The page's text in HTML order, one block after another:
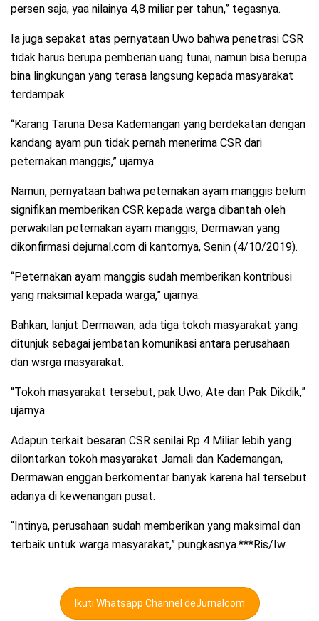
persen saja, yaa nilainya 4,8 miliar per tahun,” tegasnya.
Ia juga sepakat atas pernyataan Uwo bahwa penetrasi CSR
tidak harus berupa pemberian uang tunai, namun bisa berupa
bina lingkungan yang terasa langsung kepada masyarakat
terdampak.
“Karang Taruna Desa Kademangan yang berdekatan dengan
kandang ayam pun tidak pernah menerima CSR dari
peternakan manggis,” ujarnya.
Namun, pernyataan bahwa peternakan ayam manggis belum
signifikan memberikan CSR kepada warga dibantah oleh
perwakilan peternakan ayam manggis, Dermawan yang
dikonfirmasi dejurnal.com di kantornya, Senin (4/10/2019).
“Peternakan ayam manggis sudah memberikan kontribusi
yang maksimal kepada warga,” ujarnya.
Bahkan, lanjut Dermawan, ada tiga tokoh masyarakat yang
ditunjuk sebagai jembatan komunikasi antara perusahaan
dan wsrga masyarakat.
“Tokoh masyarakat tersebut, pak Uwo, Ate dan Pak Dikdik,”
ujarnya.
Adapun terkait besaran CSR senilai Rp 4 Miliar lebih yang
dilontarkan tokoh masyarakat Jamali dan Kademangan,
Dermawan enggan berkomentar banyak karena hal tersebut
adanya di kewenangan pusat.
“Intinya, perusahaan sudah memberikan yang maksimal dan
terbaik untuk warga masyarakat,” pungkasnya.***Ris/Iw
Ikuti Whatsapp Channel deJurnalcom